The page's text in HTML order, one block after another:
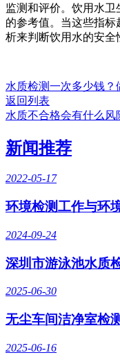
监测和评价。饮用水卫
的参考值。当这些指
析来判断饮用水的安全
水质检测一次多少钱？
返回列表
水质不合格会有什么风
新闻推荐
2022-05-17
环境检测工作与环
2024-09-24
深圳市游泳池水质
2025-06-30
无尘车间洁净室检
2025-06-16